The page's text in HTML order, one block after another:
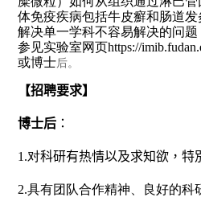
体免疫疾病包括牛皮癬和肠道
解决单一学科不容易解决的问
参见实验室网页https://
或博士后。
【招聘要求】
博士后 ：
1.对科研有热情以及求知欲，特
2.具有团队合作精神、良好的科